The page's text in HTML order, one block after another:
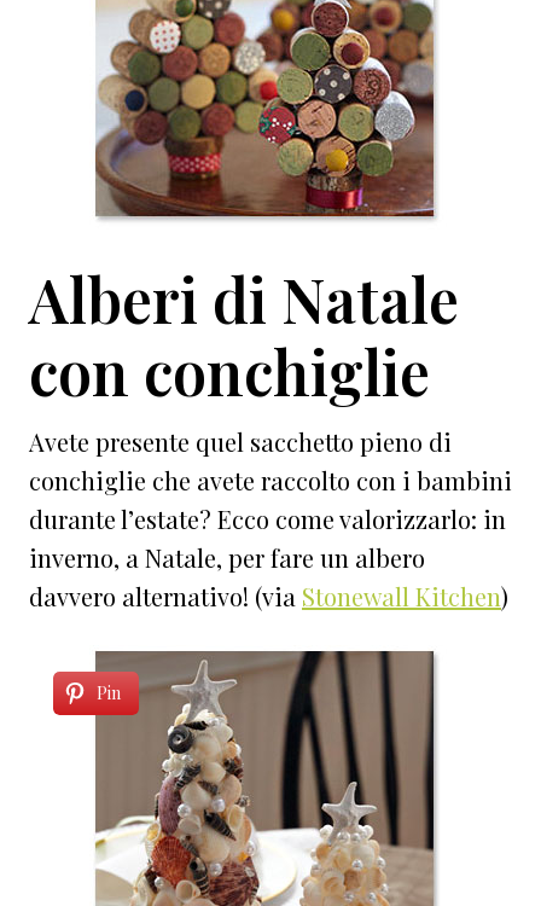
Alberi di Natale
con conchiglie
Avete presente quel sacchetto pieno di
conchiglie che avete raccolto con i bambini
durante l’estate? Ecco come valorizzarlo: in
inverno, a Natale, per fare un albero
davvero alternativo! (via Stonewall Kitchen)
Pin